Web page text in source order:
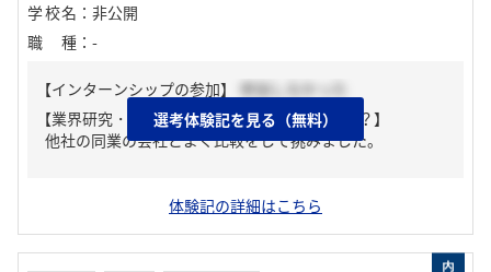
学校名 ： 非公開
職種 ： -
【インターンシップの参加】
参加しなかった
【業界研究・企業研究はどんな風にしましたか？】
他社の同業の会社とよく比較をして挑みました。
選考体験記を見る（無料）
体験記の詳細はこちら